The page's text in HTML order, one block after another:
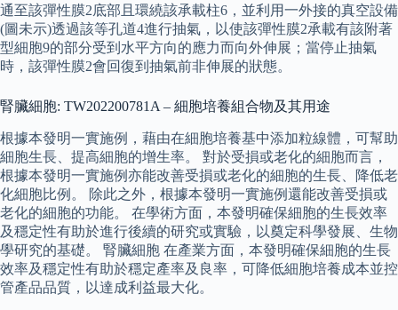
通至該彈性膜2底部且環繞該承載柱6，並利用一外接的真空設備
(圖未示)透過該等孔道4進行抽氣，以使該彈性膜2承載有該附著
型細胞9的部分受到水平方向的應力而向外伸展；當停止抽氣
時，該彈性膜2會回復到抽氣前非伸展的狀態。
腎臟細胞: TW202200781A – 細胞培養組合物及其用途
根據本發明一實施例，藉由在細胞培養基中添加粒線體，可幫助
細胞生長、提高細胞的增生率。 對於受損或老化的細胞而言，
根據本發明一實施例亦能改善受損或老化的細胞的生長、降低老
化細胞比例。 除此之外，根據本發明一實施例還能改善受損或
老化的細胞的功能。 在學術方面，本發明確保細胞的生長效率
及穩定性有助於進行後續的研究或實驗，以奠定科學發展、生物
學研究的基礎。 腎臟細胞 在產業方面，本發明確保細胞的生長
效率及穩定性有助於穩定產率及良率，可降低細胞培養成本並控
管產品品質，以達成利益最大化。